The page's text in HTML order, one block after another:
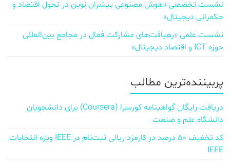
نشست تخصصی «هوش مصنوعی پیشران نوین در تحول اقتصاد و
حکمرانی دیجیتال»
نشست علمی «رهیافت‌های مشارکت فعال در مجامع بین‌المللی
حوزه ICT و اقتصاد دیجیتال»
پربیننده‌ترین مطالب
دریافت رایگان گواهینامه کورسرا (Coursera) برای دانشجویان
دانشگاه علم و صنعت
کد تخفیف ۵۰ درصد در کارمزد ریالی ثبت‌نام در IEEE ویژه انتخابات
IEEE